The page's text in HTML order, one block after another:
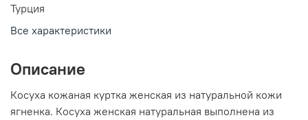
Турция
Все характеристики
Описание
Косуха кожаная куртка женская из натуральной кожи
ягненка. Косуха женская натуральная выполнена из